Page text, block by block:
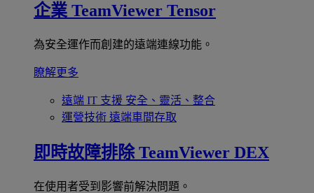
企業 TeamViewer Tensor
為安全運作而創建的遠端連線功能。
瞭解更多
遠端 IT 支援 安全、靈活、整合
運營技術 遠端車間存取
即時故障排除 TeamViewer DEX
在使用者受到影響前解決問題。